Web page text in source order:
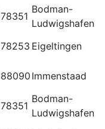
78351
Bodman-
Ludwigshafen
78253 Eigeltingen
88090 Immenstaad
78351
Bodman-
Ludwigshafen